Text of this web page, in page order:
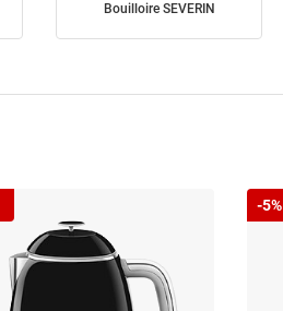
Bouilloire SEVERIN
-5%